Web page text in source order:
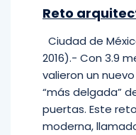
Reto
Ciudad de
2016).- Con 3.9
valieron un
“más delgada”
puertas. Este
moderna,